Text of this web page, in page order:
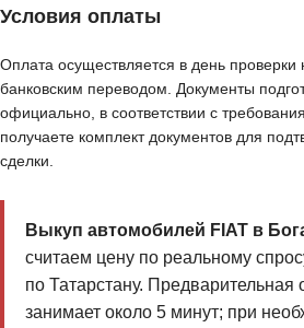
Условия оплаты
Оплата осуществляется в день
банковским переводом. Документы
официально, в соответствии с
получаете комплект документов для
сделки.
Выкуп автомобилей FIAT в
считаем цену по реальному
по Татарстану. Предварительная
занимает около 5 минут; при